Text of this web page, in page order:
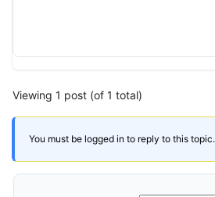
Viewing 1 post (of 1 total)
You must be logged in to reply to this topic.